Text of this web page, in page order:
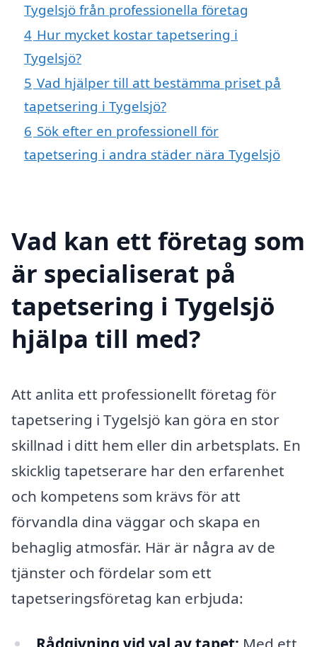
Tygelsjö från professionella företag
4 Hur mycket kostar tapetsering i
Tygelsjö?
5 Vad hjälper till att bestämma priset på
tapetsering i Tygelsjö?
6 Sök efter en professionell för
tapetsering i andra städer nära Tygelsjö
Vad kan ett företag som
är specialiserat på
tapetsering i Tygelsjö
hjälpa till med?
Att anlita ett professionellt företag för
tapetsering i Tygelsjö kan göra en stor
skillnad i ditt hem eller din arbetsplats. En
skicklig tapetserare har den erfarenhet
och kompetens som krävs för att
förvandla dina väggar och skapa en
behaglig atmosfär. Här är några av de
tjänster och fördelar som ett
tapetseringsföretag kan erbjuda: